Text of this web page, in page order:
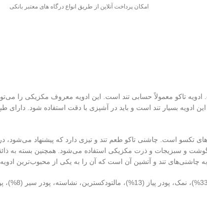
امکان پرداخت آنلاین از طریق انواع درگاه های معتبر بانکی
تاکو معمولاً حسابی تند است. این ادویه معروف مکزیکی را
ادویه بسیار تند است و باید در آشپزی با دقت استفاده شود. دارای
تکسو است. چاشنی تاکو طعم تند و تیزی دارد که پیشنهاد می‌شود،
گوشت و سبزیجات و ذرت مکزیکی استفاده می‌شود. همچنین بسته به ذائقه
چاشنی‌های تند و آتشین آن است که آن را به یکی از محبوب‌ترین
: (فلفل پاپریکا